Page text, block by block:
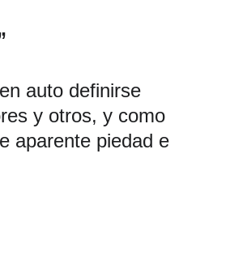
auto definirse
y otros, y como
aparente piedad e